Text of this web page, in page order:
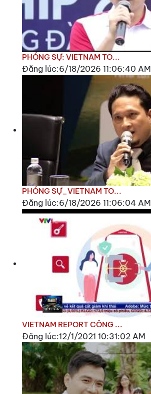
PHÓNG SỰ: VIETNAM TO...
Đăng lúc:6/18/2026 11:06:40 AM
PHÓNG SỰ_VIETNAM TO...
Đăng lúc:6/18/2026 11:06:04 AM
VIETNAM REPORT CÔNG ...
Đăng lúc:12/1/2021 10:31:02 AM